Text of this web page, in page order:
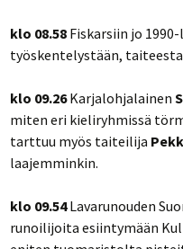
klo 08.58 Fiskarsiin jo
työskentelystään,
klo 09.26Karjalohjalainen
miten eri kieliryhmissä
tarttuu myös taiteilija
laajemminkin.
klo 09.54Lavarunouden
runoilijoita esiintymään